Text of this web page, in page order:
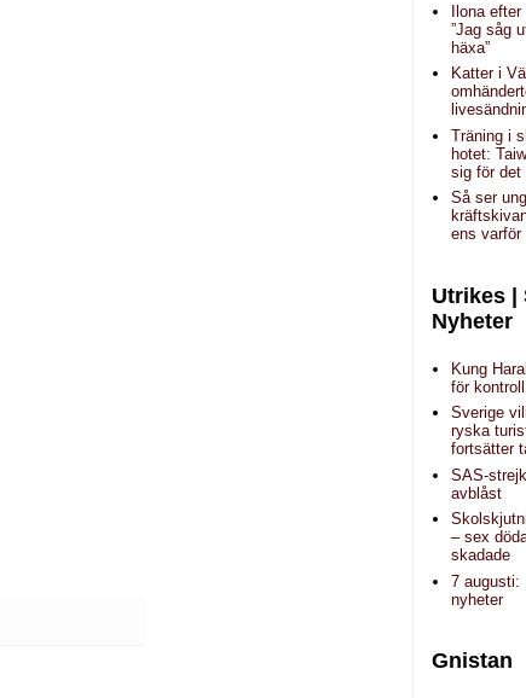
Ilona
”Jag såg
häxa”
Katter i
Träning i
hotet:
sig för det
Så ser
ens varför
Utrikes |
Nyheter
Kung
för kontroll
Sverige
ryska
fortsätter
SAS-
avblåst
– sex
skadade
7 augusti:
nyheter
Gnistan